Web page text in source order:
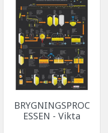
BRYGNINGSPROC
ESSEN - Vikta